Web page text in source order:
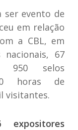
ser evento de
em relação
a CBL, em
nacionais, 67
950 selos
horas de
visitantes.